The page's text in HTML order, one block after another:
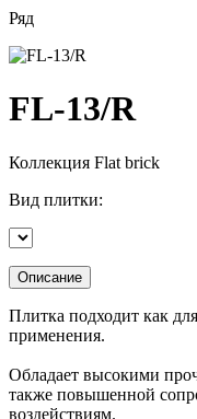
Ряд
FL-13/R
Коллекция Flat brick
Вид плитки:
Описание
Плитка подходит как
применения.
Обладает высокими
также повышенной
воздействиям.